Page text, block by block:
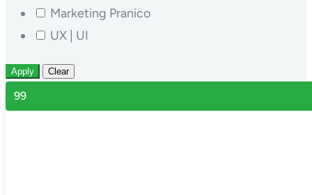
Marketing Pranico
UX | UI
Apply Clear
99